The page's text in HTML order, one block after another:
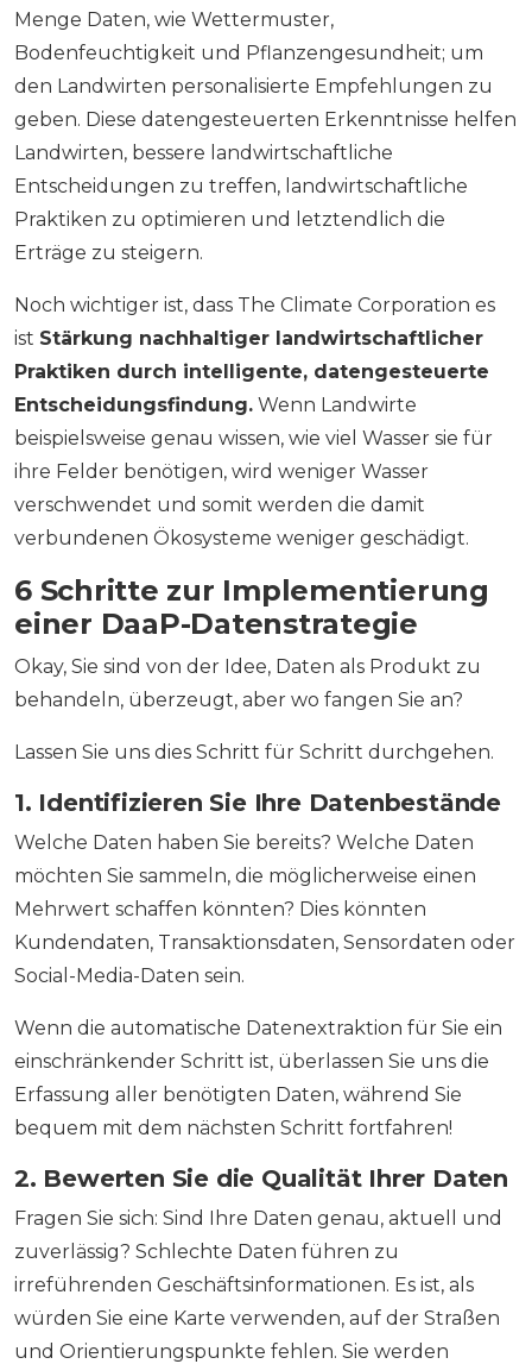
Menge Daten, wie Wettermuster,
Bodenfeuchtigkeit und Pflanzengesundheit; um
den Landwirten personalisierte Empfehlungen zu
geben. Diese datengesteuerten Erkenntnisse helfen
Landwirten, bessere landwirtschaftliche
Entscheidungen zu treffen, landwirtschaftliche
Praktiken zu optimieren und letztendlich die
Erträge zu steigern.
Noch wichtiger ist, dass The Climate Corporation es
ist Stärkung nachhaltiger landwirtschaftlicher
Praktiken durch intelligente, datengesteuerte
Entscheidungsfindung. Wenn Landwirte
beispielsweise genau wissen, wie viel Wasser sie für
ihre Felder benötigen, wird weniger Wasser
verschwendet und somit werden die damit
verbundenen Ökosysteme weniger geschädigt.
6 Schritte zur Implementierung
einer DaaP-Datenstrategie
Okay, Sie sind von der Idee, Daten als Produkt zu
behandeln, überzeugt, aber wo fangen Sie an?
Lassen Sie uns dies Schritt für Schritt durchgehen.
1. Identifizieren Sie Ihre Datenbestände
Welche Daten haben Sie bereits? Welche Daten
möchten Sie sammeln, die möglicherweise einen
Mehrwert schaffen könnten? Dies könnten
Kundendaten, Transaktionsdaten, Sensordaten oder
Social-Media-Daten sein.
Wenn die automatische Datenextraktion für Sie ein
einschränkender Schritt ist, überlassen Sie uns die
Erfassung aller benötigten Daten, während Sie
bequem mit dem nächsten Schritt fortfahren!
2. Bewerten Sie die Qualität Ihrer Daten
Fragen Sie sich: Sind Ihre Daten genau, aktuell und
zuverlässig? Schlechte Daten führen zu
irreführenden Geschäftsinformationen. Es ist, als
würden Sie eine Karte verwenden, auf der Straßen
und Orientierungspunkte fehlen. Sie werden